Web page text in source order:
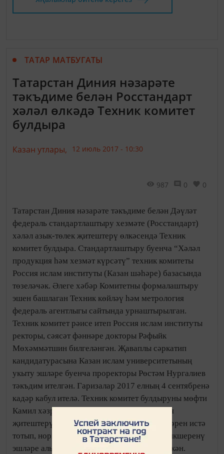
ТАТАР МАТБУГАТЫ
Татарстан Диния нәзарәте
тәкъдиме белән Росстандарт
хәләл өлкәдә Техник комитет
булдыра
Казан утлары, 12 июль 2017 - 10:30
987 0 0
Татарстан Диния нәзарәте тәкъдиме белән Дәүләт
федераль стандартлаштыру хезмәте (Росстандарт)
хәләл азык-төлек җитештерү өлкәсендә Техник
комитет булдыра. Стандартлаштыру буенча “Хәләл
продукция һәм хезмәт күрсәтү” техник комитеты
Россия ислам институты (Казан шәһәре) базасында
төзеләчәк. Әлеге хәбәр Комитетны формалаштыру
эшен башлаган Техник көйләү һәм метрология
федераль агентлыгы сайтында урнаштырылган.
Техник комитет рәисе итеп Россия ислам институты
ректоры, сәясәт фәннәре докторы Рәфыйк
Мөхәммәтшин билгеләнгән. Җаваплы сәркатип
кандидатурасына Казан ислам университетының
укыту эшләре буенча проректоры Рөстәм Нургалиев
тәкъдим ителгән. Гаризалар 2017 елның 4 сентябренә
кадәр кабул ителә. Техник комитет булдыруны мөфти
Камил хәзрәт Сәмигуллин, хәләл продукция
җитештерү һәм хезмәт күрсәтү үзенчәлекләрен истә
тотып, норматив документлар эшләү һәм тикшеренү
эшләре алып бару максатыннан тәкъдим иткән.